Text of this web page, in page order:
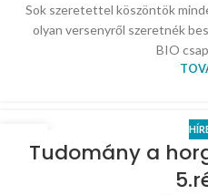
Sok szeretettel köszöntök
olyan versenyről szeretnék
BIO
28Tudomány a